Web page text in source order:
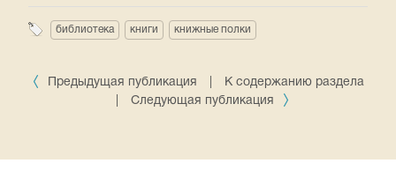
библиотека книги книжные полки
Предыдущая публикация
К содержанию раздела
Следующая публикация